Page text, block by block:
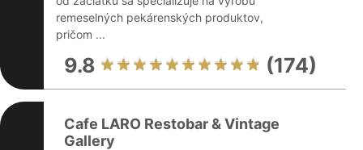
remeselných pekárenských produktov,
pričom ...
9.8 (174)
Cafe LARO Restobar & Vintage
Gallery